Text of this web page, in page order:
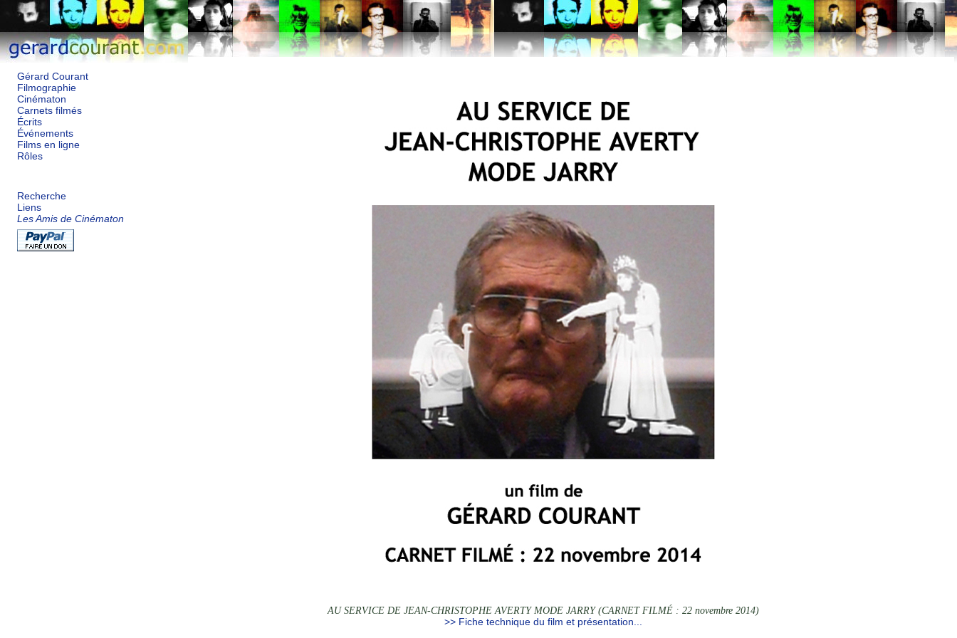
Gérard Courant
Filmographie
Cinématon
Carnets filmés
Écrits
Événements
Films en ligne
Rôles
Recherche
Liens
Les Amis de Cinématon
AU SERVICE DE JEAN-CHRISTOPHE AVERTY MODE JARRY (CARNET FILMÉ : 22 novembre 2014)
>> Fiche technique du film et présentation...